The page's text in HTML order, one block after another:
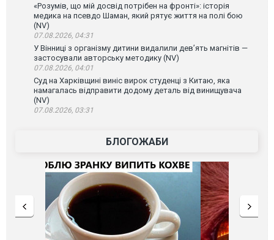
«Розумів, що мій досвід потрібен на фронті»: історія
медика на псевдо Шаман, який рятує життя на полі бою
(NV)
07.08.2026, 04:31
У Вінниці з організму дитини видалили дев’ять магнітів —
застосували авторську методику (NV)
07.08.2026, 04:01
Суд на Харківщині виніс вирок студенці з Китаю, яка
намагалась відправити додому деталь від винищувача
(NV)
07.08.2026, 03:31
БЛОГОЖАБИ